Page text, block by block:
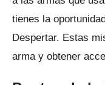
tienes la
Despertar. Estas
arma y obtener